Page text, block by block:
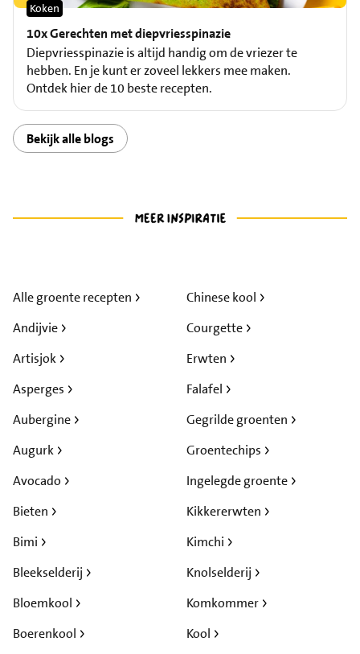
10x Gerechten met diepvriesspinazie
Koken
Diepvriesspinazie is altijd handig om de vriezer te
hebben. En je kunt er zoveel lekkers mee maken.
Ontdek hier de 10 beste recepten.
Bekijk alle blogs
Alle groente recepten
Andijvie
Artisjok
Asperges
Aubergine
Augurk
Avocado
Bieten
Bimi
Bleekselderij
Bloemkool
Boerenkool
Chinese kool
Courgette
Erwten
Falafel
Gegrilde groenten
Groentechips
Ingelegde groente
Kikkererwten
Kimchi
Knolselderij
Komkommer
Kool